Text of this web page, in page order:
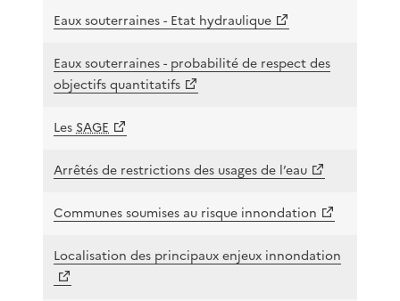
Eaux souterraines - Etat hydraulique
Eaux souterraines - probabilité de respect des
objectifs quantitatifs
LesSAGE
Arrêtés de restrictions des usages de l’eau
Communes soumises au risque innondation
Localisation des principaux enjeux innondation